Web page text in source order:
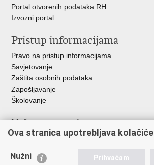
Portal otvorenih podataka RH
Izvozni portal
Pristup informacijama
Pravo na pristup informacijama
Savjetovanje
Zaštita osobnih podataka
Zapošljavanje
Školovanje
Važne poveznice
Ministarstvo unutarnjih poslova
Udruge
Ova stranica upotrebljava kolačiće
Nužni Prihvaćam